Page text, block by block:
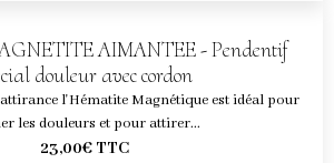
AIMANTEE - Pendentif
douleur avec cordon
l'Hématite Magnétique est idéal pour
les douleurs et pour attirer...
23,00€ TTC